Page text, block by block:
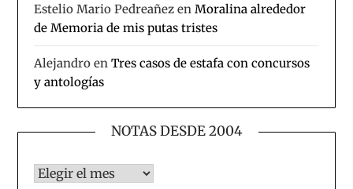
Estelio Mario Pedreañez enMoralina alrededor
de Memoria de mis putas tristes
Alejandro enTres casos de estafa con concursos
y antologías
NOTAS DESDE 2004
Notas desde 2004